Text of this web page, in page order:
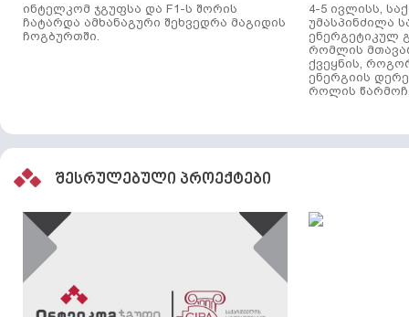
ინტელკომ ჯგუფსა და F1-ს შორის
ჩატარდა ამხანაგური შეხვედრა მაგიდის
ჩოგბურთში.
4-5 ივლისს,
უმასპინძილა
ენერგეტიკულ
რომლის
ქვეყნის,
ენერგიის
როლის
შესრულებული პროექტები